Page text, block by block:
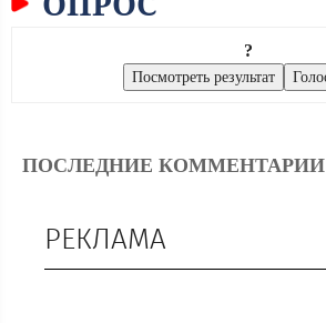
?
ПОСЛЕДНИЕ КОММЕНТАРИИ
РЕКЛАМА